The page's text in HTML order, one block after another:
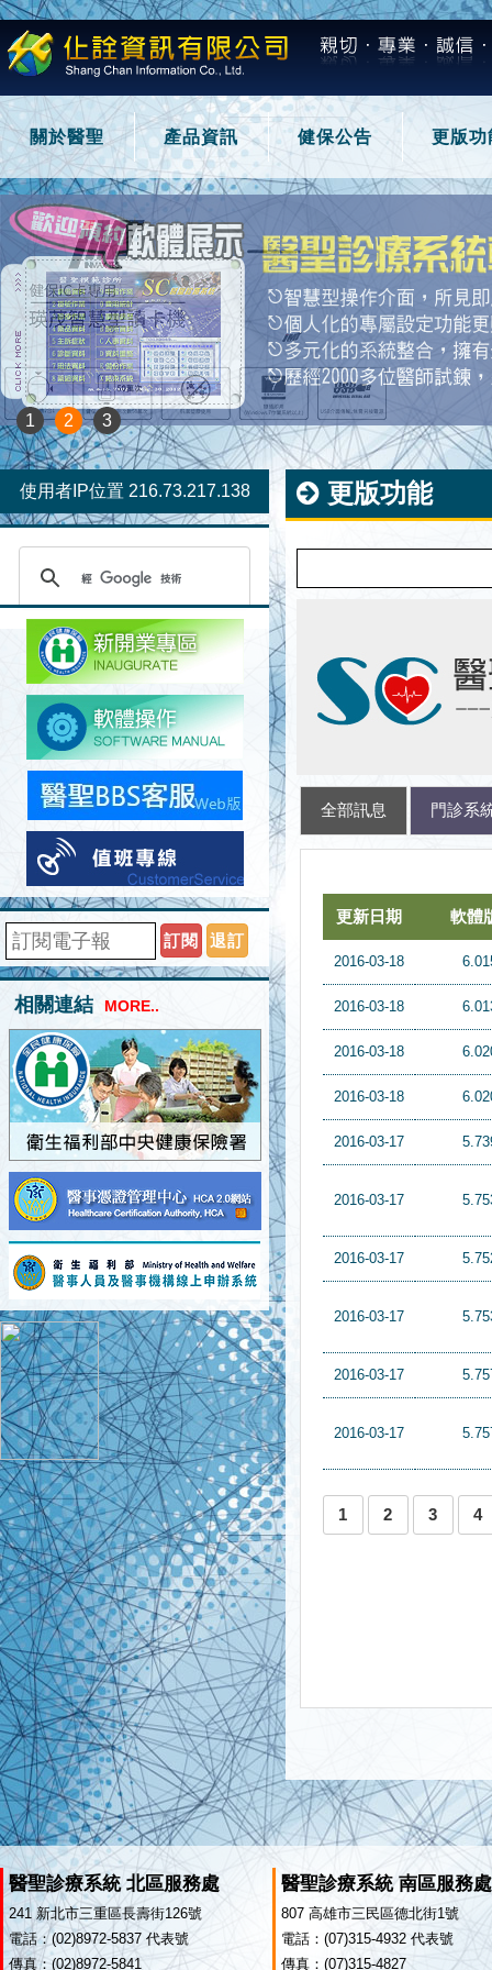
關於醫聖 產品資訊 健保公告 更版功
1 2 3
使用者IP位置 216.73.217.138
訂閱 退訂
相關連結 MORE..
更版功能
全部訊息 門診系
更新日期 軟體
2016-03-18
2016-03-18
2016-03-18
2016-03-18
2016-03-17
2016-03-17
2016-03-17
2016-03-17
2016-03-17
2016-03-17
1 2 3 4
更新日期 軟體版本 標題名稱
更新日期 軟體版本 標題名稱
醫聖診療系統 北區服務處
241 新北市三重區長壽街126號
電話：(02)8972-5837 代表號
傳真：(02)8972-5841
醫聖診療系統 南區服務處
807 高雄市三民區德北街1號
電話：(07)315-4932 代表號
傳真：(07)315-4827